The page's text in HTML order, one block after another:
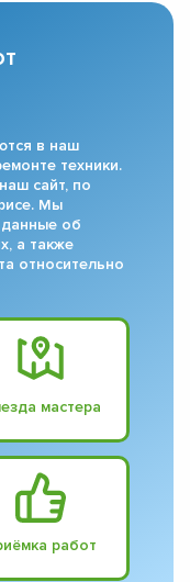
в наш
техники.
сайт, по
Мы
об
а также
относительно
мастера
работ